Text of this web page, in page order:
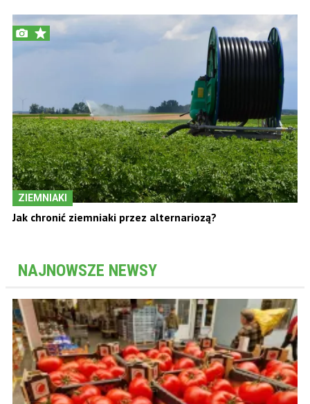
ZIEMNIAKI
Jak chronić ziemniaki przez alternariozą?
NAJNOWSZE NEWSY